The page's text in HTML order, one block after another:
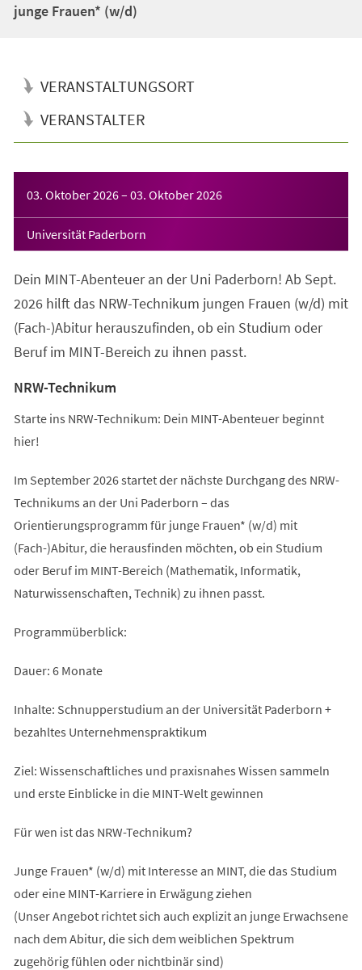
junge Frauen* (w/d)
VERANSTALTUNGSORT
VERANSTALTER
03. Oktober 2026– 03. Oktober 2026
Universität Paderborn
Dein MINT-Abenteuer an der Uni Paderborn! Ab Sept.
2026 hilft das NRW-Technikum jungen Frauen (w/d) mit
(Fach-)Abitur herauszufinden, ob ein Studium oder
Beruf im MINT-Bereich zu ihnen passt.
NRW-Technikum
Starte ins NRW-Technikum: Dein MINT-Abenteuer beginnt
hier!
Im September 2026 startet der nächste Durchgang des NRW-
Technikums an der Uni Paderborn – das
Orientierungsprogramm für junge Frauen* (w/d) mit
(Fach-)Abitur, die herausfinden möchten, ob ein Studium
oder Beruf im MINT-Bereich (Mathematik, Informatik,
Naturwissenschaften, Technik) zu ihnen passt.
Programmüberblick:
Dauer: 6 Monate
Inhalte: Schnupperstudium an der Universität Paderborn +
bezahltes Unternehmenspraktikum
Ziel: Wissenschaftliches und praxisnahes Wissen sammeln
und erste Einblicke in die MINT-Welt gewinnen
Für wen ist das NRW-Technikum?
Junge Frauen* (w/d) mit Interesse an MINT, die das Studium
oder eine MINT-Karriere in Erwägung ziehen
(Unser Angebot richtet sich auch explizit an junge Erwachsene
nach dem Abitur, die sich dem weiblichen Spektrum
zugehörig fühlen oder nichtbinär sind)